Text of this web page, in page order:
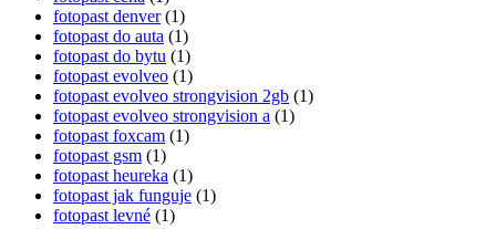
fotopast denver(1)
fotopast do auta (1)
fotopast do bytu (1)
fotopast evolveo (1)
fotopast evolveo strongvision 2gb (1)
fotopast evolveo strongvision a (1)
fotopast foxcam (1)
fotopast gsm (1)
fotopast heureka (1)
fotopast jak funguje (1)
fotopast levné (1)